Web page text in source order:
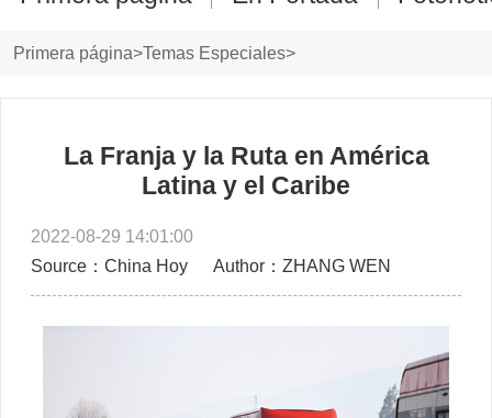
Primera página>Temas Especiales>
La Franja y la Ruta en América
Latina y el Caribe
2022-08-29 14:01:00
Source：China Hoy
Author：ZHANG WEN